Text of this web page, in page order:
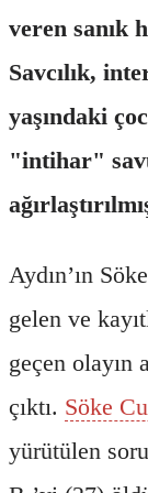
veren sanık
Savcılık,
yaşındaki
"intihar"
Aydın’ın
gelen ve
geçen olayın
çıktı. Söke
yürütülen